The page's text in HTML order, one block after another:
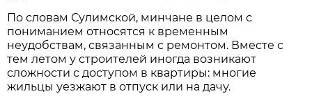
По словам Сулимской, минчане в целом с
пониманием относятся к временным
неудобствам, связанным с ремонтом. Вместе с
тем летом у строителей иногда возникают
сложности с доступом в квартиры: многие
жильцы уезжают в отпуск или на дачу.